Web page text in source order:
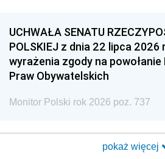
UCHWAŁA SENATU
POLSKIEJ z dnia 22 lipca 2026
wyrażenia zgody na
Praw Obywatelskich
Monitor Polski rok 2026 poz. 737
pokaż więcej